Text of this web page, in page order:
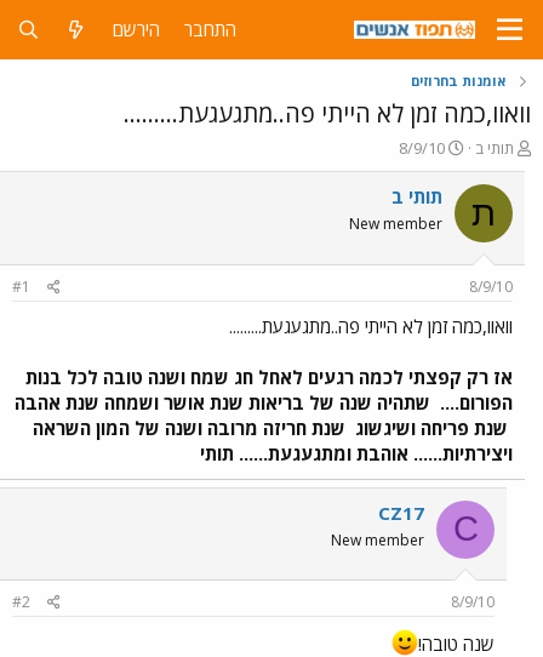
התחבר הירשם
אומנות בחרוזים
וואוו,כמה זמן לא הייתי פה..מתגעגעת.........
פ
ו
ת
ח
ה
ו
ש
א
תותי ב
פ
ו
ר
ם
ר
8/9/10
ת תותי ב
New member
8/9/10
#1
וואוו,כמה זמן לא הייתי פה..מתגעגעת.........
אז רק קפצתי לכמה רגעים לאחל חג שמח ושנה טובה לכל בנות
הפורום.... שתהיה שנה של בריאות שנת אושר ושמחה שנת אהבה
שנת פריחה ושיגשוג שנת חריזה מרובה ושנה של המון השראה
ויצירתיות...... אוהבת ומתגעגעת...... תותי
C
CZ17
New member
8/9/10
#2
שנה טובה!